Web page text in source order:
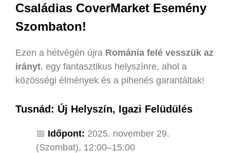
Családias CoverMarket Esemény
Szombaton!
Ezen a hétvégén újra Románia felé vesszük az
irányt, egy fantasztikus helyszínre, ahol a
közösségi élmények és a pihenés garantáltak!
Tusnád: Új Helyszín, Igazi Felüdülés
📅 Időpont: 2025. november 29.
(Szombat), 12:00–15:00